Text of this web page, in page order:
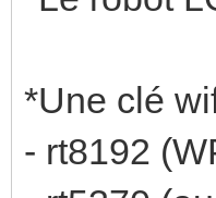
*Une clé
- rt8192